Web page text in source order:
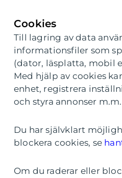
Cookies
Till lagring av data
informationsfiler som
(dator, läsplatta, mobil
Med hjälp av cookies
enhet, registrera
och styra annonser m.m.
Du har självklart
blockera cookies, se
Om du raderar eller